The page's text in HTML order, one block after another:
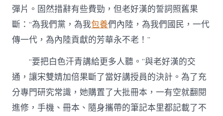
彈片。固然措辭有些費勁，但老好漢的誓詞照舊果
斷：“為我們黨，為我包養們內陸，為我們國民，一代
傳一代，為內陸貢獻的芳華永不老！”
“要把白色汗青講給更多人聽。”與老好漢的交
通，讓宋雙婧加倍果斷了當好講授員的決計。為了充
分專門研究常識，她購置了大批冊本，一有空就翻閱
進修，手機、冊本、隨身攜帶的筆記本里都記載了不